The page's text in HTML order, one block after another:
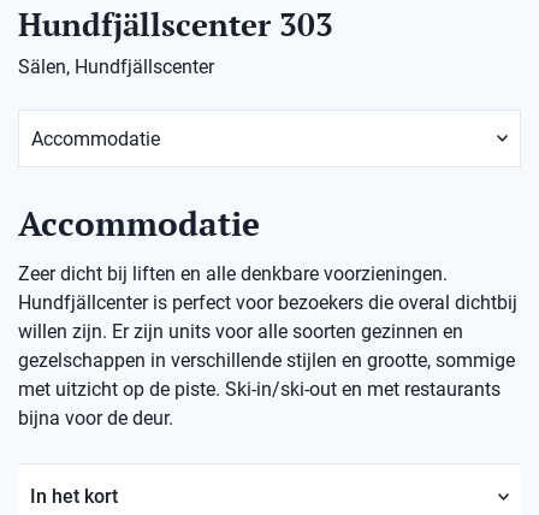
Hundfjällscenter 303
Sälen, Hundfjällscenter
Accommodatie
Zeer dicht bij liften en alle denkbare voorzieningen.
Hundfjällcenter is perfect voor bezoekers die overal dichtbij
willen zijn. Er zijn units voor alle soorten gezinnen en
gezelschappen in verschillende stijlen en grootte, sommige
met uitzicht op de piste. Ski-in/ski-out en met restaurants
bijna voor de deur.
In het kort